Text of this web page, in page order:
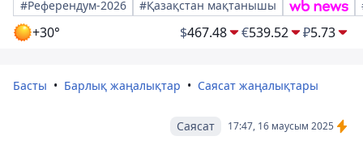
#Референдум-2026
#Қазақстан мақтанышы
+30° $467.48 €539.52 ₽5.73
Басты Барлық жаңалықтар Саясат жаңалықтары
17:47, 16 маусым 2025
Саясат